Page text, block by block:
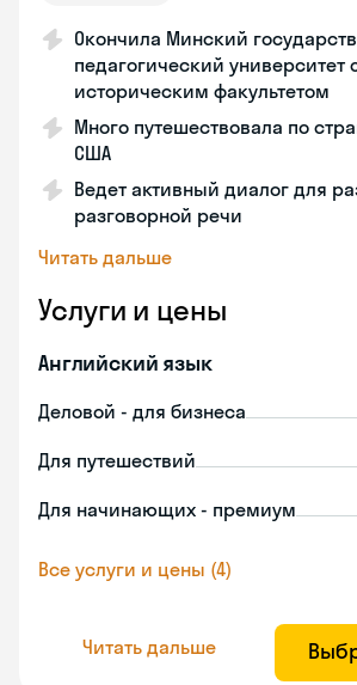
Окончила Минский
педагогический университет
историческим факультетом
Много путешествовала по
США
Ведет активный диалог для
разговорной речи
Читать дальше
Услуги и цены
Английский язык
Деловой - для бизнеса
Для путешествий
Для начинающих - премиум
Все услуги и цены (4)
Читать дальше